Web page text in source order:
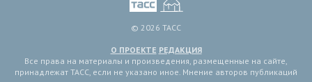
© 2026 ТАСС
О ПРОЕКТЕ РЕДАКЦИЯ
Все права на материалы и произведения, размещенные на сайте,
принадлежат ТАСС, если не указано иное. Мнение авторов публикаций